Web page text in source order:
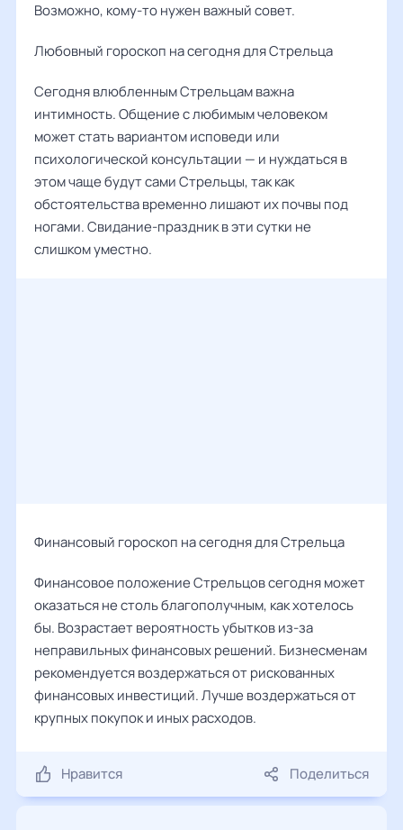
Возможно, кому-то нужен важный совет.
Любовный гороскоп на сегодня для Стрельца
Сегодня влюбленным Стрельцам важна
интимность. Общение с любимым человеком
может стать вариантом исповеди или
психологической консультации — и нуждаться в
этом чаще будут сами Стрельцы, так как
обстоятельства временно лишают их почвы под
ногами. Свидание-праздник в эти сутки не
слишком уместно.
Финансовый гороскоп на сегодня для Стрельца
Финансовое положение Стрельцов сегодня может
оказаться не столь благополучным, как хотелось
бы. Возрастает вероятность убытков из-за
неправильных финансовых решений. Бизнесменам
рекомендуется воздержаться от рискованных
финансовых инвестиций. Лучше воздержаться от
крупных покупок и иных расходов.
Нравится Поделиться